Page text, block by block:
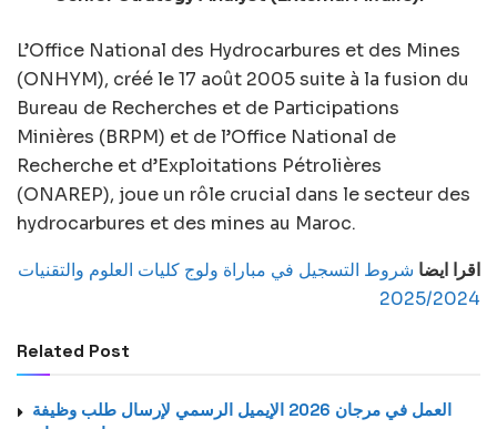
L’Office National des Hydrocarbures et des Mines
(ONHYM), créé le 17 août 2005 suite à la fusion du
Bureau de Recherches et de Participations
Minières (BRPM) et de l’Office National de
Recherche et d’Exploitations Pétrolières
(ONAREP), joue un rôle crucial dans le secteur des
hydrocarbures et des mines au Maroc.
اقرا ايضا شروط التسجيل في مباراة ولوج كليات العلوم والتقنيات
2025/2024
Related Post
العمل في مرجان 2026 الإيميل الرسمي لإرسال طلب وظيفة